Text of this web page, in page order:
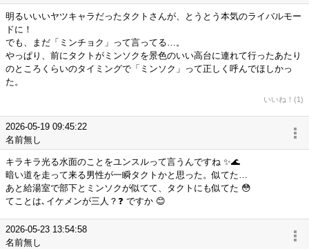
明るいいいヤツキャラだったタクトさんが、とうとう本気のライバルモー
ドに！
でも、まだ「ミンチョク」って言ってる…。
やっぱり、前にタクトがミンソクを景色のいい高台に連れて行ったあたり
のところくらいのタイミングで「ミンソク」って正しく呼んでほしかっ
た。
いいね！(1)
2026-05-19 09:45:22
名前無し
キラキラ光る水面のことをユンスルって言うんですね ✨🌊
暗い道を走って来る男性が一瞬タクトかと思った。似てた…
あと給湯室で部下とミンソクが似てて、タクトにも似てた 😳
てことは､イケメンが三人？❓ ですか 😊
2026-05-23 13:54:58
名前無し